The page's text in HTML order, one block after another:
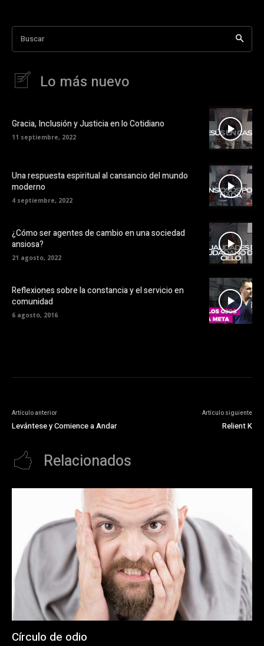
Buscar
Lo más nuevo
Gracia, Inclusión y Justicia en lo Cotidiano
11 septiembre, 2022
Una respuesta espiritual al cansancio del mundo
moderno
4 septiembre, 2022
¿Cómo ser agentes de cambio en una sociedad
ansiosa?
21 agosto, 2022
Reflexiones sobre la constancia y el servicio en
comunidad
6 agosto, 2016
Artículo anterior
Levántese y Comience a Andar
Artículo siguiente
Relient K
Relacionados
Círculo de odio